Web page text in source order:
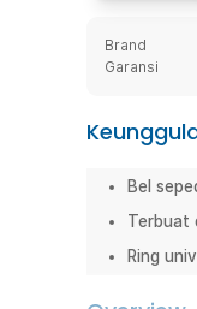
Brand
Garansi
Bel
Terbuat
Ring